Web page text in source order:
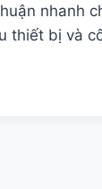
nhanh
thiết bị và